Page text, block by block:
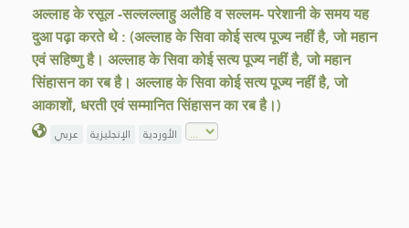
अल्लाह के रसूल -सल्लल्लाहु अलैहि व सल्लम- परेशानी के समय यह
दुआ पढ़ा करते थे : (अल्लाह के सिवा कोई सत्य पूज्य नहीं है, जो महान
एवं सहिष्णु है। अल्लाह के सिवा कोई सत्य पूज्य नहीं है, जो महान
सिंहासन का रब है। अल्लाह के सिवा कोई सत्य पूज्य नहीं है, जो
आकाशों, धरती एवं सम्मानित सिंहासन का रब है।)
عربي الإنجليزية الأوردية